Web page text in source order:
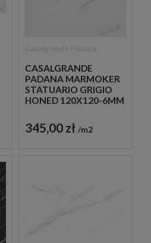
CASALGRANDE
PADANA MARMOKER
STATUARIO GRIGIO
HONED 120X120-6MM
MARMUR
345,00 zł m2